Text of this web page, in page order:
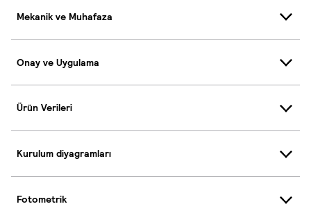
Mekanik ve Muhafaza
Onay ve Uygulama
Ürün Verileri
Kurulum diyagramları
Fotometrik